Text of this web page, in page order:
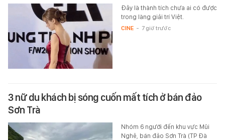
Đây là thành tích chưa ai có được
trong làng giải trí Việt.
CINE - 7 giờ trước
3 nữ du khách bị sóng cuốn mất tích ở bán đảo
Sơn Trà
Nhóm 6 người đến khu vực Mũi
Nghê, bán đảo Sơn Trà (TP Đà